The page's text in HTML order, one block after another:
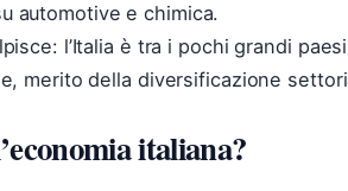
automotive e chimica.
l’Italia è tra i pochi grandi
merito della diversificazione
italiana?